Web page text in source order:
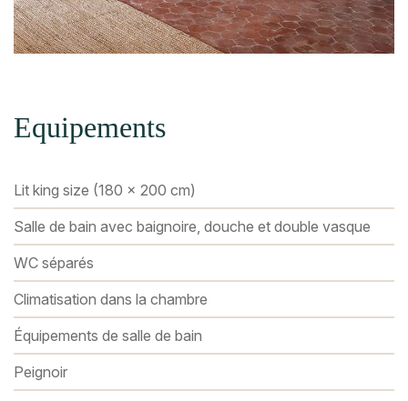
Equipements
Lit king size (180 x 200 cm)
Salle de bain avec baignoire, douche et double vasque
WC séparés
Climatisation dans la chambre
Équipements de salle de bain
Peignoir